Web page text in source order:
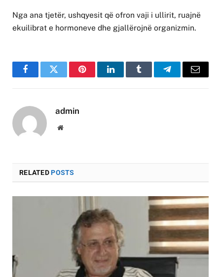
Nga ana tjetër, ushqyesit që ofron vaji i ullirit, ruajnë
ekuilibrat e hormoneve dhe gjallërojnë organizmin.
FacebookTwitter PinterestLinkedInTumblr TelegramEmail
admin
Website
RELATEDPOSTS